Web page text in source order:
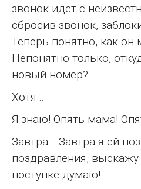
звонок идет с
сбросив звонок,
Теперь понятно, как он
Непонятно только,
новый номер?..
Хотя…
Я знаю! Опять мама!
Завтра… Завтра я ей
поздравления, выскажу
поступке думаю!